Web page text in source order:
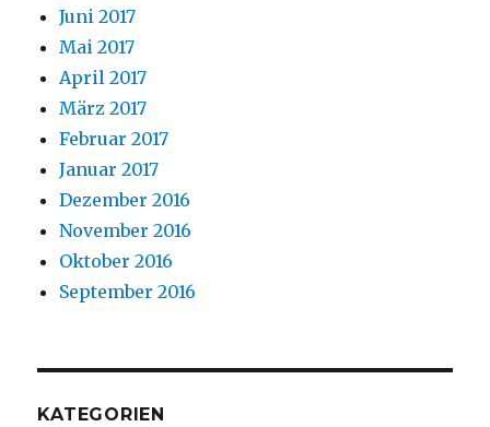
Juni 2017
Mai 2017
April 2017
März 2017
Februar 2017
Januar 2017
Dezember 2016
November 2016
Oktober 2016
September 2016
KATEGORIEN